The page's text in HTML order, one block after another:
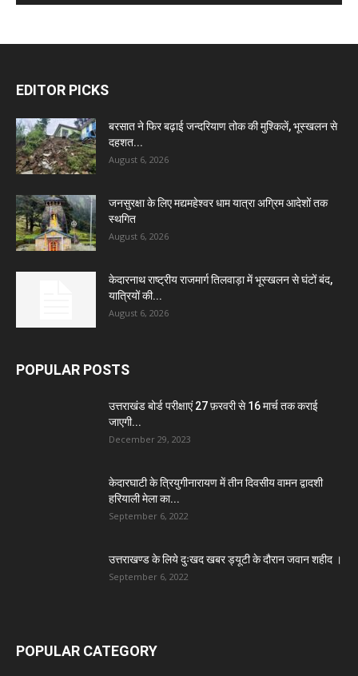
EDITOR PICKS
बरसात ने फिर बढ़ाई जन्दरियाण तोक की मुश्किलें, भूस्खलन से
दहशत...
August 6, 2026
जनसुरक्षा के लिए मद्यमहेश्वर धाम यात्रा अग्रिम आदेशों तक
स्थगित
August 6, 2026
केदारनाथ राष्ट्रीय राजमार्ग तिलवाड़ा में भूस्खलन से घंटों बंद,
यात्रियों की...
August 6, 2026
POPULAR POSTS
उत्तराखंड बोर्ड परीक्षाएं 27 फ़रवरी से 16 मार्च तक कराई
जाएगी...
December 29, 2023
केदारघाटी के त्रियुगीनारायण में तीन दिवसीय वामन द्वादशी
हरियाली मेला का...
September 6, 2022
उत्तराखण्ड के लिये दुःखद खबर ड्यूटी के दौरान जवान शहीद ।
September 6, 2022
POPULAR CATEGORY